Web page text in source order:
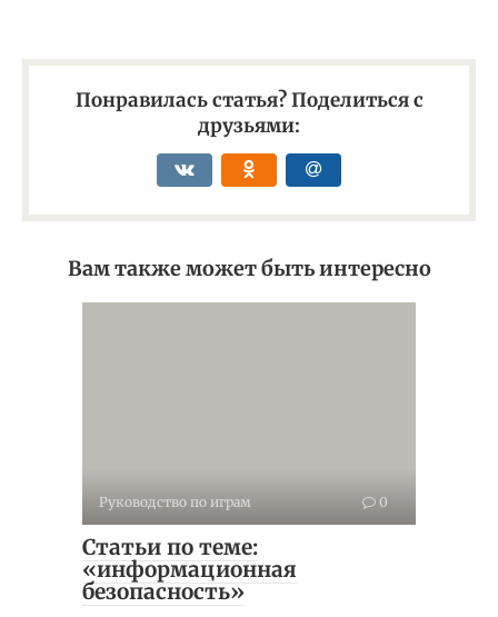
Понравилась статья? Поделиться с
друзьями:
Вам также может быть интересно
Руководство по играм 0
Статьи по теме:
«информационная
безопасность»